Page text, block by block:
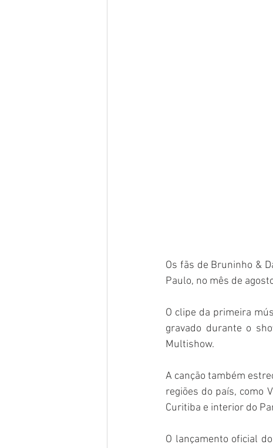
Os fãs de Bruninho &
Paulo, no mês de
O clipe da primeira
gravado durante o
Multishow.
A canção também
regiões do país, como
Curitiba e interior do
O lançamento oficial